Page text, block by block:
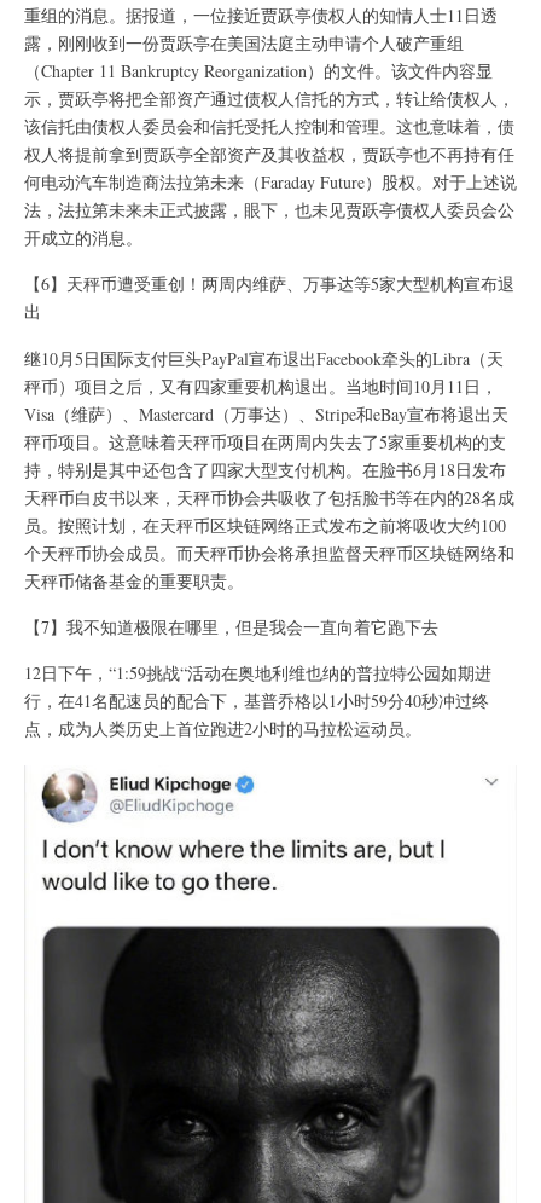
重组的消息。据报道，一位接近贾跃亭债权人的知情人士11日透
露，刚刚收到一份贾跃亭在美国法庭主动申请个人破产重组
（Chapter 11 Bankruptcy Reorganization）的文件。该文件内容显
示，贾跃亭将把全部资产通过债权人信托的方式，转让给债权人，
该信托由债权人委员会和信托受托人控制和管理。这也意味着，债
权人将提前拿到贾跃亭全部资产及其收益权，贾跃亭也不再持有任
何电动汽车制造商法拉第未来（Faraday Future）股权。对于上述说
法，法拉第未来未正式披露，眼下，也未见贾跃亭债权人委员会公
开成立的消息。
【6】天秤币遭受重创！两周内维萨、万事达等5家大型机构宣布退
出
继10月5日国际支付巨头PayPal宣布退出Facebook牵头的Libra（天
秤币）项目之后，又有四家重要机构退出。当地时间10月11日，
Visa（维萨）、Mastercard（万事达）、Stripe和eBay宣布将退出天
秤币项目。这意味着天秤币项目在两周内失去了5家重要机构的支
持，特别是其中还包含了四家大型支付机构。在脸书6月18日发布
天秤币白皮书以来，天秤币协会共吸收了包括脸书等在内的28名成
员。按照计划，在天秤币区块链网络正式发布之前将吸收大约100
个天秤币协会成员。而天秤币协会将承担监督天秤币区块链网络和
天秤币储备基金的重要职责。
【7】我不知道极限在哪里，但是我会一直向着它跑下去
12日下午，“1:59挑战“活动在奥地利维也纳的普拉特公园如期进
行，在41名配速员的配合下，基普乔格以1小时59分40秒冲过终
点，成为人类历史上首位跑进2小时的马拉松运动员。